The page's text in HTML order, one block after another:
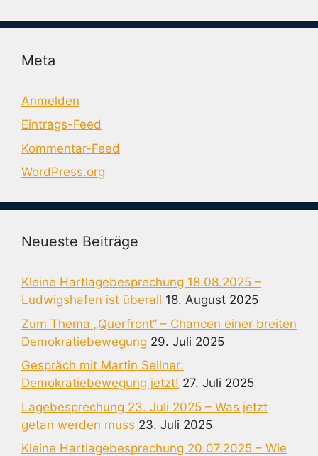
Meta
Anmelden
Eintrags-Feed
Kommentar-Feed
WordPress.org
Neueste Beiträge
Kleine Hartlagebesprechung 18.08.2025 –
Ludwigshafen ist überall 18. August 2025
Zum Thema „Querfront“ – Chancen einer breiten
Demokratiebewegung 29. Juli 2025
Gespräch mit Martin Sellner:
Demokratiebewegung jetzt! 27. Juli 2025
Lagebesprechung 23. Juli 2025 – Was jetzt
getan werden muss 23. Juli 2025
Kleine Hartlagebesprechung 20.07.2025 – Wie